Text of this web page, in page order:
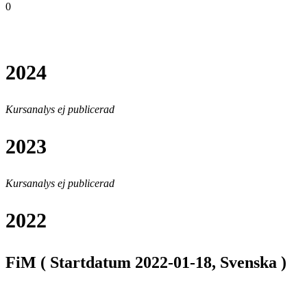
0
2024
Kursanalys ej publicerad
2023
Kursanalys ej publicerad
2022
FiM ( Startdatum 2022-01-18, Svenska )